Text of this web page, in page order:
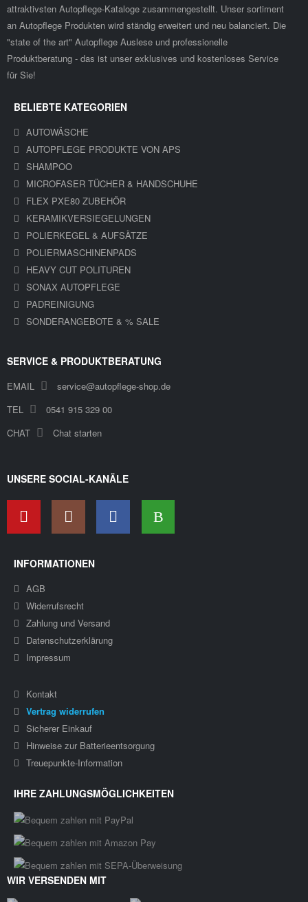
attraktivsten Autopflege-Kataloge zusammengestellt. Unser sortiment
an Autopflege Produkten wird ständig erweitert und neu balanciert. Die
"state of the art" Autopflege Auslese und professionelle
Produktberatung - das ist unser exklusives und kostenloses Service
für Sie!
BELIEBTE KATEGORIEN
AUTOWÄSCHE
AUTOPFLEGE PRODUKTE VON APS
SHAMPOO
MICROFASER TÜCHER & HANDSCHUHE
FLEX PXE80 ZUBEHÖR
KERAMIKVERSIEGELUNGEN
POLIERKEGEL & AUFSÄTZE
POLIERMASCHINENPADS
HEAVY CUT POLITUREN
SONAX AUTOPFLEGE
PADREINIGUNG
SONDERANGEBOTE & % SALE
SERVICE & PRODUKTBERATUNG
EMAIL
service@autopflege-shop.de
TEL
0541 915 329 00
CHAT
Chat starten
UNSERE SOCIAL-KANÄLE
INFORMATIONEN
AGB
Widerrufsrecht
Zahlung und Versand
Datenschutzerklärung
Impressum
Kontakt
Vertrag widerrufen
Sicherer Einkauf
Hinweise zur Batterieentsorgung
Treuepunkte-Information
IHRE ZAHLUNGSMÖGLICHKEITEN
WIR VERSENDEN MIT